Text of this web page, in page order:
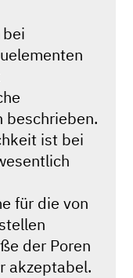
beschrieben.
ist bei
für die von
der Poren
akzeptabel.